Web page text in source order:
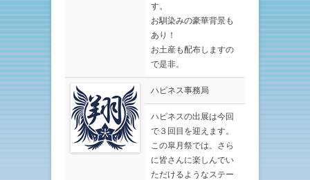
す。
お馴染みの豪華背景も
あり！
お土産も配布しますの
で是非。
ハピネス事務局
ハピネスの出展は今回
で３回目を迎えます。
この皐月祭では、さら
に皆さんに楽しんでい
ただけるようなステー